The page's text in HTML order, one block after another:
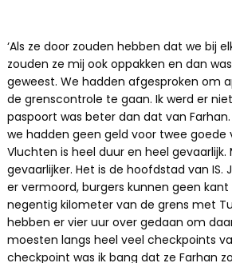
‘Als ze door zouden hebben dat we bij
zouden ze mij ook oppakken en dan
geweest. We hadden afgesproken om
de grenscontrole te gaan. Ik werd er
paspoort was beter dan dat van
we hadden geen geld voor twee goede
Vluchten is heel duur en heel gevaarlijk.
gevaarlijker. Het is de hoofdstad van IS.
er vermoord, burgers kunnen geen
negentig kilometer van de grens met
hebben er vier uur over gedaan om
moesten langs heel veel checkpoints
checkpoint was ik bang dat ze Farhan